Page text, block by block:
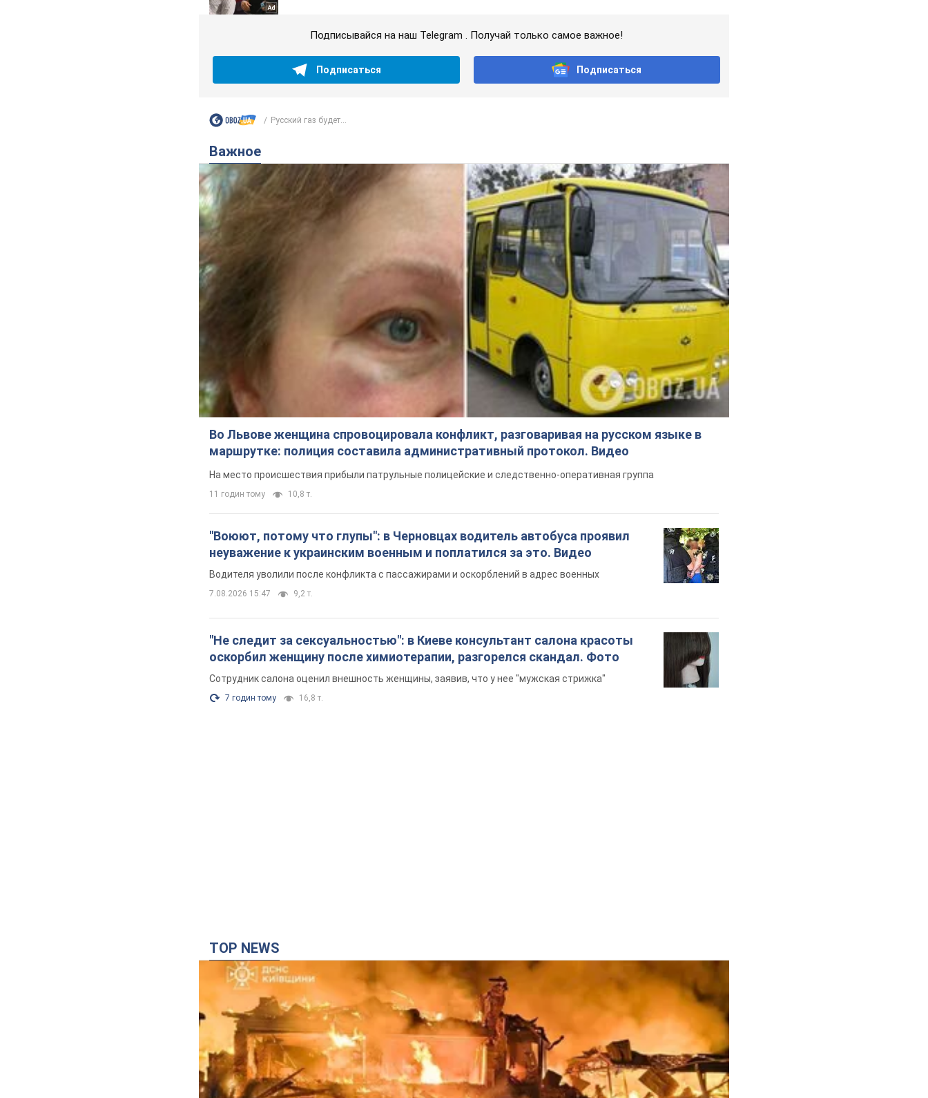
Подписывайся на наш Telegram . Получай только самое важное!
Подписаться Подписаться
Русский газ будет...
Важное
Во Львове женщина спровоцировала конфликт, разговаривая на русском языке в
маршрутке: полиция составила административный протокол. Видео
На место происшествия прибыли патрульные полицейские и следственно-оперативная группа
11 годин тому 10,8 т.
"Воюют, потому что глупы": в Черновцах водитель автобуса проявил
неуважение к украинским военным и поплатился за это. Видео
Водителя уволили после конфликта с пассажирами и оскорблений в адрес военных
7.08.2026 15:47 9,2 т.
"Не следит за сексуальностью": в Киеве консультант салона красоты
оскорбил женщину после химиотерапии, разгорелся скандал. Фото
Сотрудник салона оценил внешность женщины, заявив, что у нее "мужская стрижка"
7 годин тому 16,8 т.
TOP NEWS